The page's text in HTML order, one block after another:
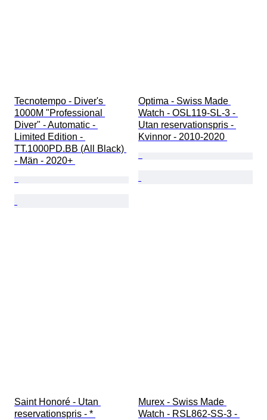
Tecnotempo - Diver's
1000M "Professional
Diver" - Automatic -
Limited Edition -
TT.1000PD.BB (All Black)
- Män - 2020+
Optima - Swiss Made
Watch - OSL119-SL-3 -
Utan reservationspris -
Kvinnor - 2010-2020
Saint Honoré - Utan
reservationspris - *
Murex - Swiss Made
Watch - RSL862-SS-3 -